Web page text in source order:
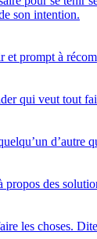
son intention.
prompt à
qui veut tout
propos des
les choses.